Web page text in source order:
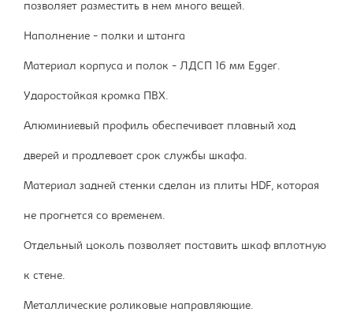
позволяет разместить в нем много вещей.
Наполнение - полки и штанга
Материал корпуса и полок - ЛДСП 16 мм Egger.
Ударостойкая кромка ПВХ.
Алюминиевый профиль обеспечивает плавный ход
дверей и продлевает срок службы шкафа.
Материал задней стенки сделан из плиты HDF, которая
не прогнется со временем.
Отдельный цоколь позволяет поставить шкаф вплотную
к стене.
Металлические роликовые направляющие.